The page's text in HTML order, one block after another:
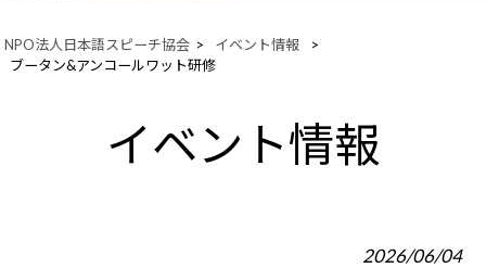
NPO法人日本語スピーチ協会 > イベント情報
>
ブータン&アンコールワット研修
イベント情報
2026/06/04